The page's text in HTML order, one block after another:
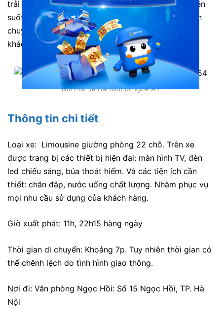
trải nghiệm an toàn và tuyệt vời cho hành khách trên
suốt hành trình. Không những thế, đội ngũ nhân viên
chuyên nghiệp, giàu kinh nghiệm luôn hỗ trợ hành
khách bất cứ lúc nào.
Nội thất xe Hải Bình đi Nghệ An
Thông tin chi tiết
Loại xe: Limousine giường phòng 22 chỗ. Trên xe
được trang bị các thiết bị hiện đại: màn hình TV, đèn
led chiếu sáng, búa thoát hiểm. Và các tiện ích cần
thiết: chăn đắp, nước uống chất lượng. Nhằm phục vụ
mọi nhu cầu sử dụng của khách hàng.
Giờ xuất phát: 11h, 22h15 hàng ngày
Thời gian di chuyển: Khoảng 7p. Tuy nhiên thời gian có
thể chênh lệch do tình hình giao thông.
Nơi đi: Văn phòng Ngọc Hồi: Số 15 Ngọc Hồi, TP. Hà
Nội